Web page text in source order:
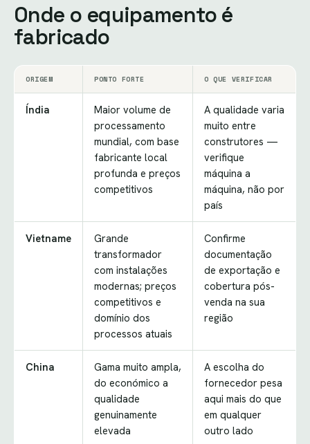
Onde o equipamento é
fabricado
ORIGEM PONTO FORTE O QUE VERIFICAR
Índia
Maior volume de
processamento
mundial, com base
fabricante local
profunda e preços
competitivos
A qualidade varia
muito entre
construtores —
verifique
máquina a
máquina, não por
país
Vietname
Grande
transformador
com instalações
modernas; preços
competitivos e
domínio dos
processos atuais
Confirme
documentação
de exportação e
cobertura pós-
venda na sua
região
China
Gama muito ampla,
do económico a
qualidade
genuinamente
elevada
A escolha do
fornecedor pesa
aqui mais do que
em qualquer
outro lado